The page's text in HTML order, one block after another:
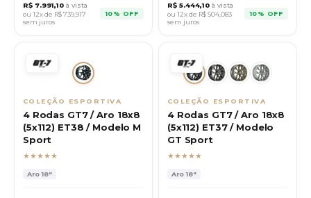
R$ 7.991,10 à vista
ou 12x de R$739,917
sem juros
10% OFF
R$ 5.444,10 à vista
ou 12x de R$504,083
sem juros
10% OFF
COLEÇÃO ESPORTIVA
4 Rodas GT7 / Aro 18x8
(5x112) ET38 / Modelo M
Sport
★★★★★
Aro18"
COLEÇÃO ESPORTIVA
4 Rodas GT7 / Aro 18x8
(5x112) ET37 / Modelo
GT Sport
★★★★★
Aro18"